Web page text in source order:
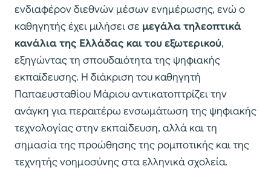
ενδιαφέρον διεθνών μέσων ενημέρωσης, ενώ ο
καθηγητής έχει μιλήσει σε μεγάλα τηλεοπτικά
κανάλιατης Ελλάδας και του εξωτερικού,
εξηγώντας τη σπουδαιότητα της ψηφιακής
εκπαίδευσης. Η διάκριση του καθηγητή
Παπαευσταθίου Μάριου αντικατοπτρίζει την
ανάγκη για περαιτέρω ενσωμάτωση της ψηφιακής
τεχνολογίας στην εκπαίδευση, αλλά και τη
σημασία της προώθησης της ρομποτικής και της
τεχνητής νοημοσύνης στα ελληνικά σχολεία.